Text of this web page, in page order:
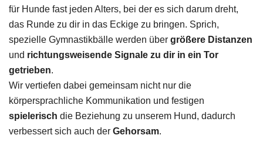
für Hunde fast jeden Alters, bei der es sich darum dreht,
das Runde zu dir in das Eckige zu bringen. Sprich,
spezielle Gymnastikbälle werden über größere Distanzen
und richtungsweisende Signale zu dir in ein Tor
getrieben.
Wir vertiefen dabei gemeinsam nicht nur die
körpersprachliche Kommunikation und festigen
spielerisch die Beziehung zu unserem Hund, dadurch
verbessert sich auch der Gehorsam.